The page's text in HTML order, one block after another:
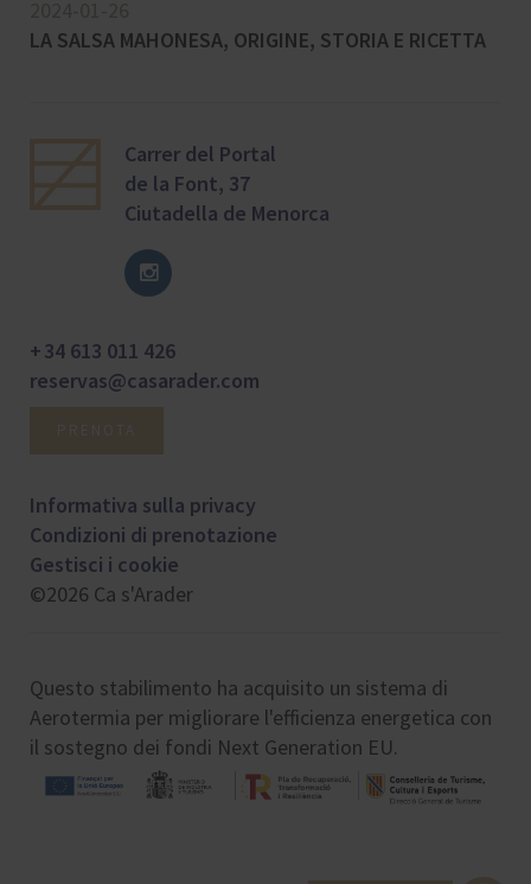
LA SALSA MAHONESA, ORIGINE, STORIA E RICETTA
Carrer del Portal
de la Font, 37
Ciutadella de Menorca
+ 34 613 011 426
reservas@casarader.com
Informativa sulla privacy
Condizioni di prenotazione
Gestisci i cookie
©2026 Ca s'Arader
Questo stabilimento ha acquisito un sistema di
Aerotermia per migliorare l'efficienza energetica con
il sostegno dei fondi Next Generation EU.